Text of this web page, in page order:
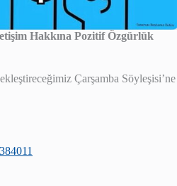
Hakkına Pozitif Özgürlük
Çarşamba Söyleşisi’ne